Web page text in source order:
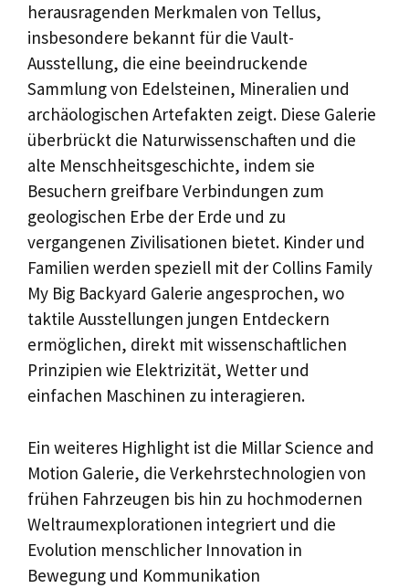
herausragenden Merkmalen von Tellus,
insbesondere bekannt für die Vault-
Ausstellung, die eine beeindruckende
Sammlung von Edelsteinen, Mineralien und
archäologischen Artefakten zeigt. Diese Galerie
überbrückt die Naturwissenschaften und die
alte Menschheitsgeschichte, indem sie
Besuchern greifbare Verbindungen zum
geologischen Erbe der Erde und zu
vergangenen Zivilisationen bietet. Kinder und
Familien werden speziell mit der Collins Family
My Big Backyard Galerie angesprochen, wo
taktile Ausstellungen jungen Entdeckern
ermöglichen, direkt mit wissenschaftlichen
Prinzipien wie Elektrizität, Wetter und
einfachen Maschinen zu interagieren.
Ein weiteres Highlight ist die Millar Science and
Motion Galerie, die Verkehrstechnologien von
frühen Fahrzeugen bis hin zu hochmodernen
Weltraumexplorationen integriert und die
Evolution menschlicher Innovation in
Bewegung und Kommunikation